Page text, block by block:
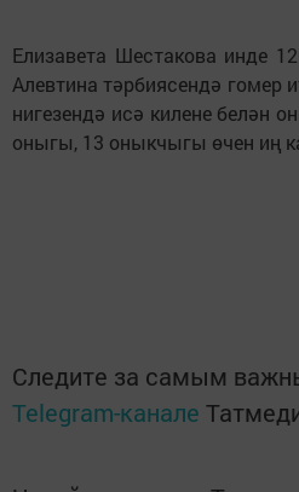
Елизавета Шестакова инде
Алевтина тәрбиясендә гомер
нигезендә исә килене белән
оныгы, 13 оныкчыгы өчен иң
Следите за самым
Telegram-канале